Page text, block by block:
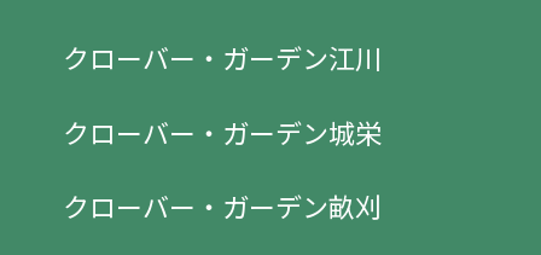
クローバー・ガーデン江川
クローバー・ガーデン城栄
クローバー・ガーデン畝刈